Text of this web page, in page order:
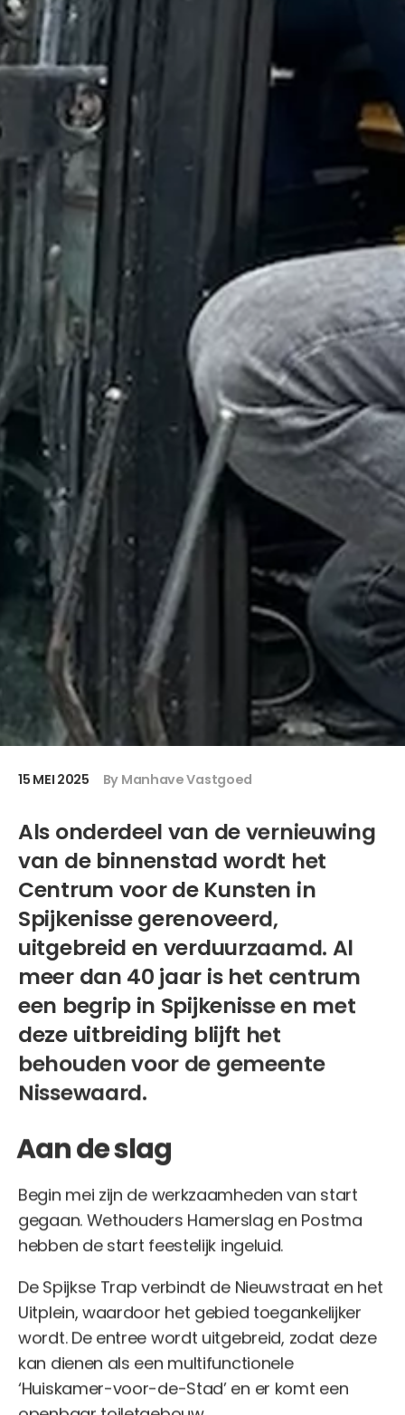
15 MEI 2025 By Manhave Vastgoed
Als onderdeel van de vernieuwing
van de binnenstad wordt het
Centrum voor de Kunsten in
Spijkenisse gerenoveerd,
uitgebreid en verduurzaamd. Al
meer dan 40 jaar is het centrum
een begrip in Spijkenisse en met
deze uitbreiding blijft het
behouden voor de gemeente
Nissewaard.
Aan de slag
Begin mei zijn de werkzaamheden van start
gegaan. Wethouders Hamerslag en Postma
hebben de start feestelijk ingeluid.
De Spijkse Trap verbindt de Nieuwstraat en het
Uitplein, waardoor het gebied toegankelijker
wordt. De entree wordt uitgebreid, zodat deze
kan dienen als een multifunctionele
‘Huiskamer-voor-de-Stad’ en er komt een